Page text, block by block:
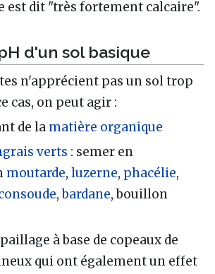
est dit "très fortement calcaire".
d'un sol basique
n'apprécient pas un sol trop
cas, on peut agir :
de la matière organique
verts : semer en
moutarde,luzerne, phacélie,
,bardane, bouillon
à base de copeaux de
qui ont également un effet